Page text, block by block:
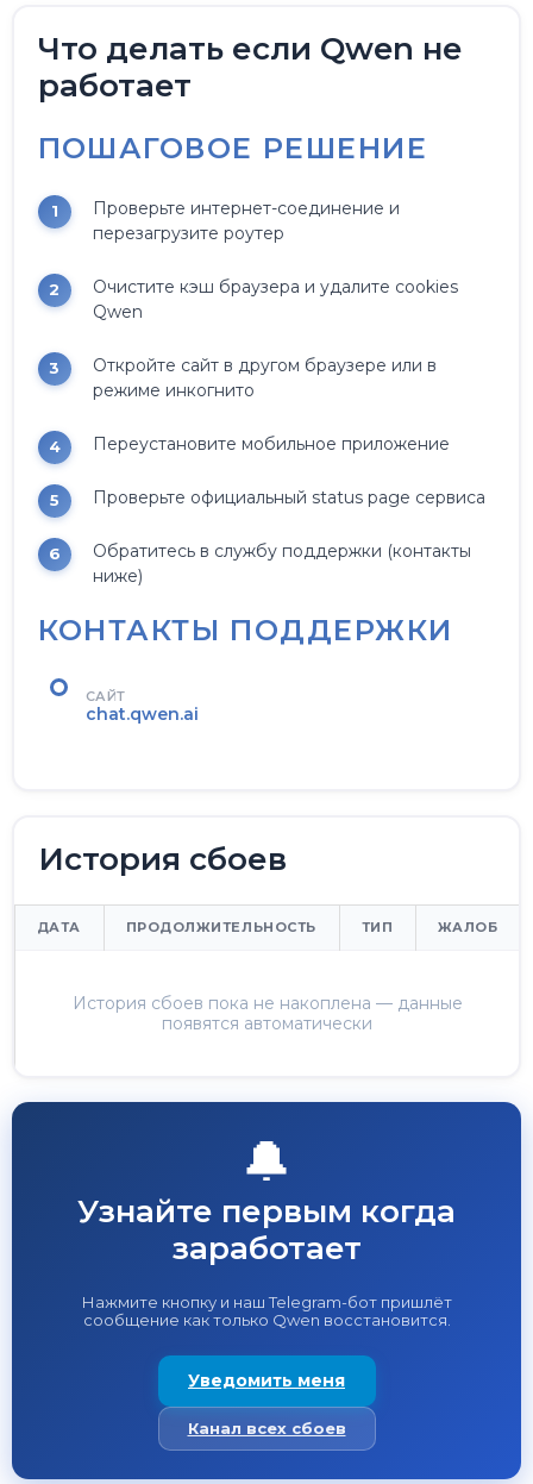
Что делать если Qwen не
работает
ПОШАГОВОЕ РЕШЕНИЕ
Проверьте интернет-соединение и
перезагрузите роутер
Очистите кэш браузера и удалите cookies
Qwen
Откройте сайт в другом браузере или в
режиме инкогнито
Переустановите мобильное приложение
Проверьте официальный status page сервиса
Обратитесь в службу поддержки (контакты
ниже)
КОНТАКТЫ ПОДДЕРЖКИ
САЙТ
chat.qwen.ai
История сбоев
ДАТА ПРОДОЛЖИТЕЛЬНОСТЬ ТИП ЖАЛОБ
История сбоев пока не накоплена — данные
появятся автоматически
🔔
Узнайте первым когда
заработает
Нажмите кнопку и наш Telegram-бот пришлёт
сообщение как только Qwen восстановится.
Уведомить меня
Канал всех сбоев